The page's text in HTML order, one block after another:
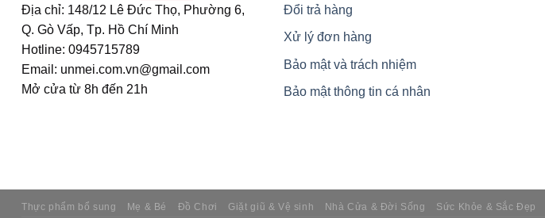
Địa chỉ: 148/12 Lê Đức Thọ, Phường 6,
Q. Gò Vấp, Tp. Hồ Chí Minh
Hotline: 0945715789
Email: unmei.com.vn@gmail.com
Mở cửa từ 8h đến 21h
Đổi trả hàng
Xử lý đơn hàng
Bảo mật và trách nhiệm
Bảo mật thông tin cá nhân
Thực phẩm bổ sung Mẹ & Bé Đồ Chơi Giặt giũ & Vệ sinh Nhà Cửa & Đời Sống Sức Khỏe & Sắc Đẹp